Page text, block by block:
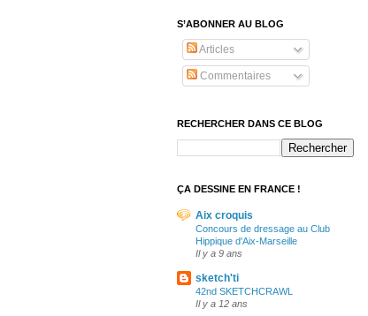
S’ABONNER AU BLOG
Articles
Commentaires
RECHERCHER DANS CE BLOG
ÇA DESSINE EN FRANCE !
Aix croquis
Concours de dressage au Club
Hippique d'Aix-Marseille
Il y a 9 ans
sketch'ti
42nd SKETCHCRAWL
Il y a 12 ans